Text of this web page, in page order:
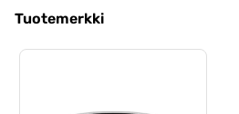
Tuotemerkki